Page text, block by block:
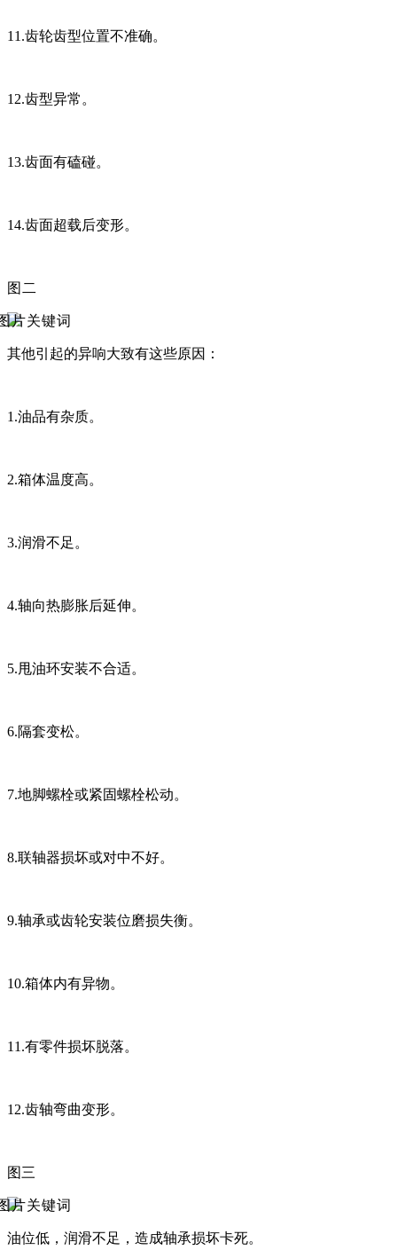
11.齿轮齿型位置不准确。
12.齿型异常。
13.齿面有磕碰。
14.齿面超载后变形。
图二
其他引起的异响大致有这些原因：
1.油品有杂质。
2.箱体温度高。
3.润滑不足。
4.轴向热膨胀后延伸。
5.甩油环安装不合适。
6.隔套变松。
7.地脚螺栓或紧固螺栓松动。
8.联轴器损坏或对中不好。
9.轴承或齿轮安装位磨损失衡。
10.箱体内有异物。
11.有零件损坏脱落。
12.齿轴弯曲变形。
图三
油位低，润滑不足，造成轴承损坏卡死。